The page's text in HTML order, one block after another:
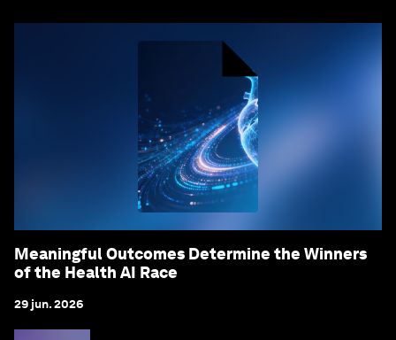
Meaningful Outcomes Determine the Winners
of the Health AI Race
29 jun. 2026